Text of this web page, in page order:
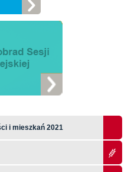
i mieszkań 2021